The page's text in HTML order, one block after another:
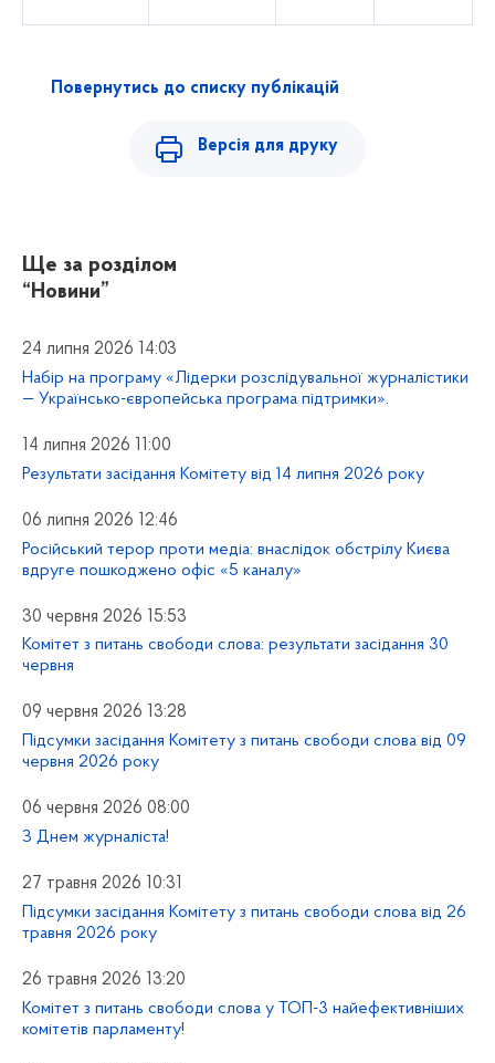
Повернутись до списку публікацій
Версія для друку
Ще за розділом
“Новини”
24 липня 2026 14:03
Набір на програму «Лідерки розслідувальної журналістики
— Українсько-європейська програма підтримки».
14 липня 2026 11:00
Результати засідання Комітету від 14 липня 2026 року
06 липня 2026 12:46
Російський терор проти медіа: внаслідок обстрілу Києва
вдруге пошкоджено офіс «5 каналу»
30 червня 2026 15:53
Комітет з питань свободи слова: результати засідання 30
червня
09 червня 2026 13:28
Підсумки засідання Комітету з питань свободи слова від 09
червня 2026 року
06 червня 2026 08:00
З Днем журналіста!
27 травня 2026 10:31
Підсумки засідання Комітету з питань свободи слова від 26
травня 2026 року
26 травня 2026 13:20
Комітет з питань свободи слова у ТОП-3 найефективніших
комітетів парламенту!